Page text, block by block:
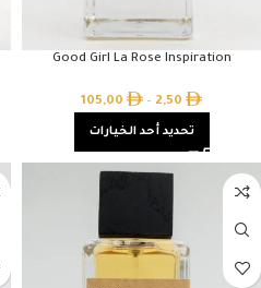
Good Girl La Rose Inspiration
2,50
–
105,00
تحديد أحد الخيارات